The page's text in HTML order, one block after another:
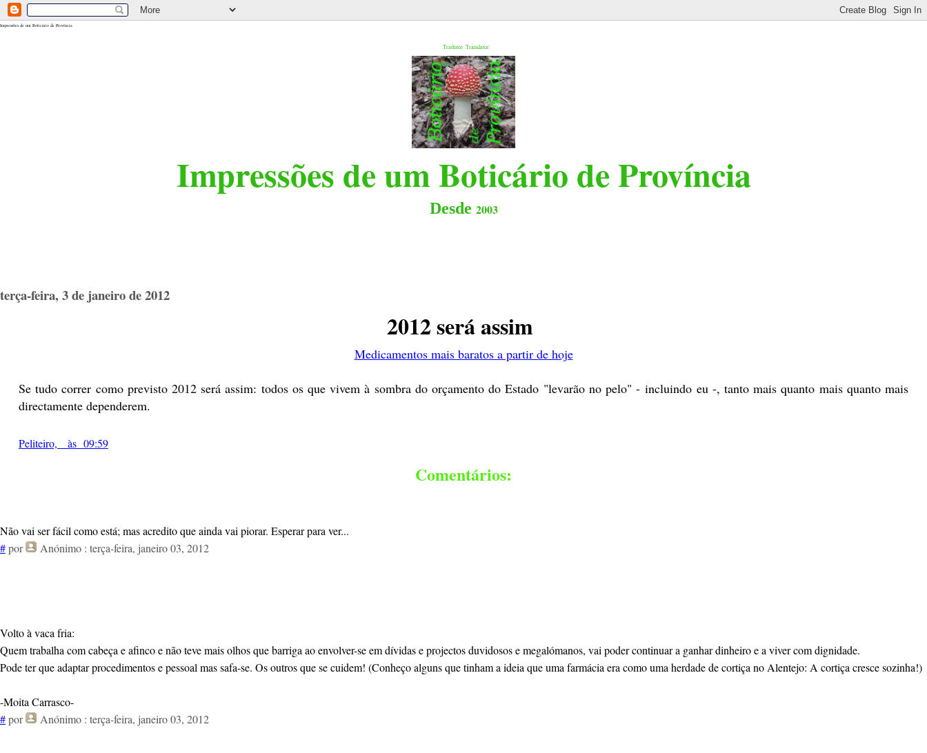
<$BlogRSDUrl$>
Impressões de um Boticário de Província
Tradutor Translator
Impressões de um Boticário de Província
Desde 2003
terça-feira, 3 de janeiro de 2012
2012 será assim
Medicamentos mais baratos a partir de hoje
Se tudo correr como previsto 2012 será assim: todos os que vivem à sombra do orçamento do Estado "levarão no pelo" - incluindo eu -, tanto mais quanto mais quanto mais
directamente dependerem.
Peliteiro, às 09:59
Comentários:
Não vai ser fácil como está; mas acredito que ainda vai piorar. Esperar para ver...
#por Anónimo : terça-feira, janeiro 03, 2012
Volto à vaca fria:
Quem trabalha com cabeça e afinco e não teve mais olhos que barriga ao envolver-se em dívidas e projectos duvidosos e megalómanos, vai poder continuar a ganhar dinheiro e a viver com dignidade.
Pode ter que adaptar procedimentos e pessoal mas safa-se. Os outros que se cuidem! (Conheço alguns que tinham a ideia que uma farmácia era como uma herdade de cortiça no Alentejo: A cortiça cresce sozinha!)
-Moita Carrasco-
#por Anónimo : terça-feira, janeiro 03, 2012